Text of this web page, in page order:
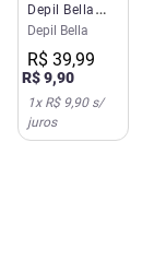
Depil Bella
250g
Camomila
Depil Bella
R$ 39,99
R$9,90
1x R$ 9,90s/
juros